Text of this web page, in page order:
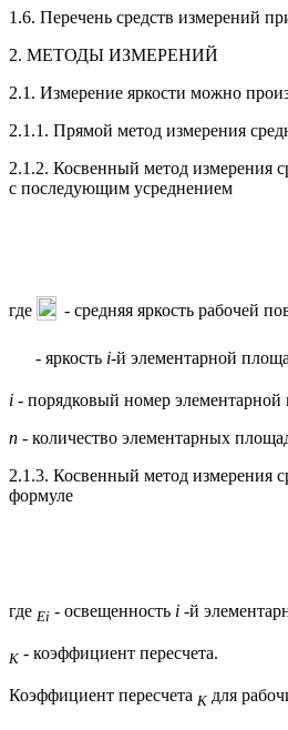
1.6. Перечень средств измерений
2. МЕТОДЫ ИЗМЕРЕНИЙ
2.1. Измерение яркости можно
2.1.1. Прямой метод измерения
2.1.2. Косвенный метод измерения
с последующим усреднением
где - средняя яркость рабочей
- яркость i-й элементарной
i - порядковый номер
n - количество элементарных
2.1.3. Косвенный метод измерения
формуле
где Ei - освещенность i -й
K - коэффициент пересчета.
Коэффициент пересчета K для